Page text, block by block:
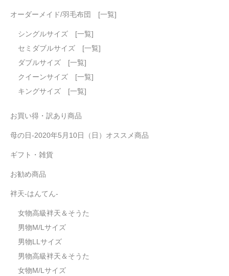
オーダーメイド/羽毛布団 [一覧]
シングルサイズ [一覧]
セミダブルサイズ [一覧]
ダブルサイズ [一覧]
クイーンサイズ [一覧]
キングサイズ [一覧]
お買い得・訳あり商品
母の日-2020年5月10日（日）オススメ商品
ギフト・雑貨
お勧め商品
袢天-はんてん-
女物高級袢天＆そうた
男物M/Lサイズ
男物LLサイズ
男物高級袢天＆そうた
女物M/Lサイズ